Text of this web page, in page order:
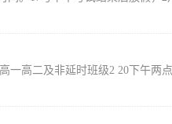
高二及非延时班级2 20下午两